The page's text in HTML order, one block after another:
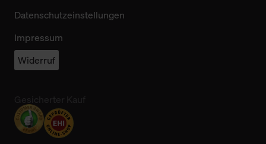
Datenschutzeinstellungen
Impressum
Widerruf